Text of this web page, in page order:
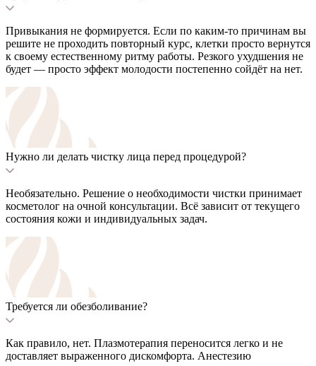
Привыкания не формируется. Если по каким-то причинам вы
решите не проходить повторный курс, клетки просто вернутся
к своему естественному ритму работы. Резкого ухудшения не
будет — просто эффект молодости постепенно сойдёт на нет.
Нужно ли делать чистку лица перед процедурой?
Необязательно. Решение о необходимости чистки принимает
косметолог на очной консультации. Всё зависит от текущего
состояния кожи и индивидуальных задач.
Требуется ли обезболивание?
Как правило, нет. Плазмотерапия переносится легко и не
доставляет выраженного дискомфорта. Анестезию